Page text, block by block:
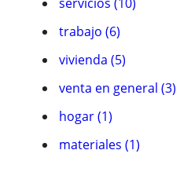
trabajo (6)
vivienda (5)
venta en general (3)
hogar (1)
materiales (1)